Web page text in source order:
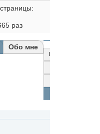
раз
Обо мне
Все